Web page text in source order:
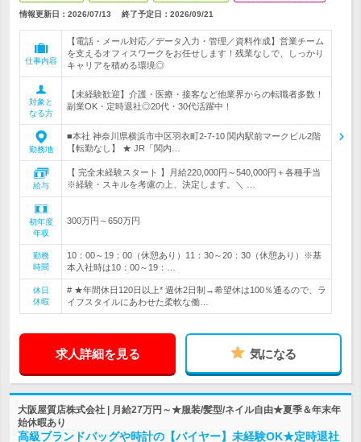
情報更新日：2026/07/13 終了予定日： 2026/09/21
仕事内容
【電話・メール対応／データ入力・管理／資料作成】営業チーム
を支えるオフィスワークをお任せします！残業なしで、しっかり
キャリアを積める環境◎
対象と
なる方
【未経験歓迎】介護・医療・接客など他業界からの転職者多数！
副業OK・定時退社◎20代・30代活躍中！
勤務地
■本社 神奈川県横浜市中区羽衣町2-7-10 関内駅前マークビル2階
【転勤なし】 ★ JR「関内…
給与
【 完全未経験スタート 】月給220,000円～540,000円＋各種手当
※経験・スキルを考慮の上、決定します。＼ …
初年度
年収
300万円～650万円
勤務
時間
10：00～19：00（休憩あり）11：30～20：30（休憩あり）※基
本入社時は10：00～19：…
休日
休暇
# ★年間休日120日以上* 週休2日制→希望休は100％通るので、ラ
イフスタイルにあわせた柔軟な働…
求人詳細を見る 気になる
大阪屋質店株式会社 | 月給27万円～★服装/髪型/ネイル自由★夏季＆年末年
始休暇あり
高級ブランドバッグや時計の【バイヤー】未経験OK★定時退社